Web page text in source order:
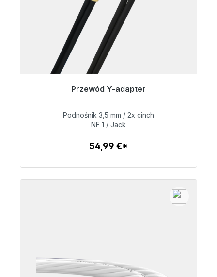
Przewód Y-adapter
Gotowy do natychmiastowej wysyłki, czas
54,99 €
Podnośnik 3,5 mm / 2x cinch
NF 1 / Jack
54,99 €*